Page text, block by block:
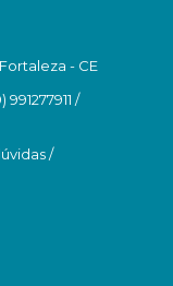
- CE
/
/